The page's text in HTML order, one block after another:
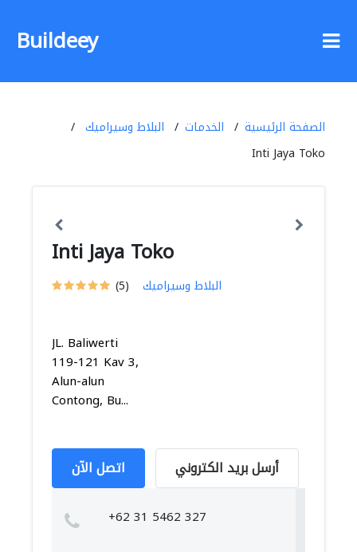
Buildeey
الصفحة الرئيسية الخدمات
البلاط وسيراميك
Inti Jaya Toko
Inti Jaya Toko
(5) البلاط وسيراميك
JL. Baliwerti
119-121 Kav 3,
Alun-alun
Contong, Bu...
اتصل الآن أرسل بريد الكتروني
+62 31 5462 327